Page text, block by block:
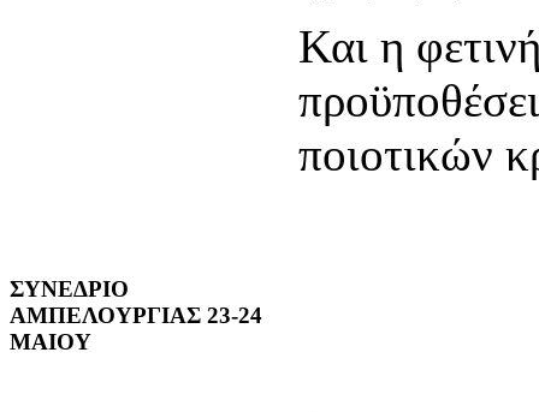
Και η
ποιοτικών
ΣΥΝΕΔΡΙΟ
ΑΜΠΕΛΟΥΡΓΙΑΣ 23-24
ΜΑΙΟΥ